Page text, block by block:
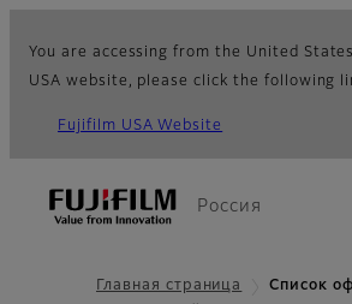
You are accessing from the United
USA website, please click the following
Fujifilm USA Website
Россия
Главная страница
Список